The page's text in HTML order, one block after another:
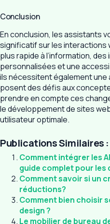
Conclusion
En conclusion, les assistants
significatif sur les interactions
plus rapide à l’information,
personnalisées et une
ils nécessitent également
posent des défis aux
prendre en compte ces
le développement de sites
utilisateur optimale.
Publications Similaires :
Comment intégrer les
guide complet pour les
Comment savoir si un
réductions?
Comment bien choisir
design ?
Le mobilier de bureau